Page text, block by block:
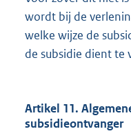
wordt bij de
welke wijze de
de subsidie dient te
Artikel 11.
subsidieontvanger